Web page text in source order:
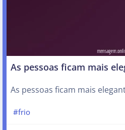
As pessoas ficam mais
As pessoas ficam mais
#frio